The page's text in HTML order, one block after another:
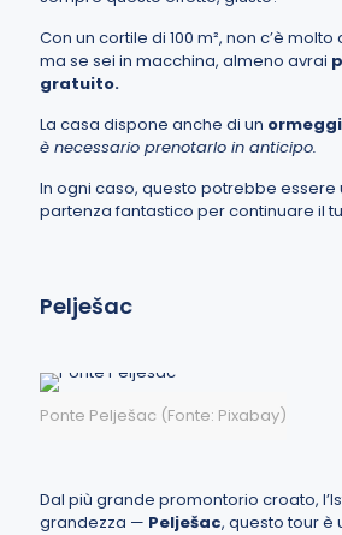
Con un cortile di 100 m², non c’è
ma se sei in macchina, almeno avrai
gratuito.
La casa dispone anche di un
è necessario prenotarlo in anticipo.
In ogni caso, questo potrebbe essere
partenza fantastico per continuare il
Pelješac
Ponte Pelješac (Fonte: Pixabay)
Dal più grande promontorio croato,
grandezza — Pelješac, questo tour è